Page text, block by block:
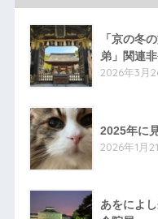
「京の冬
弟」関連
2026年3月
2025年に
2026年1月
あをによ